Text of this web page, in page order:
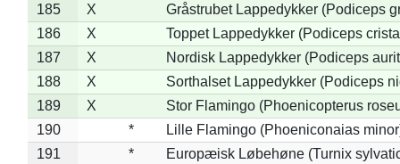
185 X
Gråstrubet Lappedykker (Podiceps
186
X
Toppet Lappedykker (Podiceps
187
X
Nordisk Lappedykker (Podiceps
188
X
Sorthalset Lappedykker (Podiceps
189
X
Stor Flamingo (Phoenicopterus
190
*
Lille Flamingo (Phoeniconaias
191
*
Europæisk Løbehøne (Turnix